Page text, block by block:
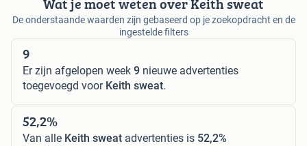
De onderstaande waarden zijn gebaseerd op je zoekopdracht en de
ingestelde filters
9
Er zijn afgelopen week 9 nieuwe advertenties
toegevoegd voor Keith sweat.
52,2%
Van alle Keith sweat advertenties is 52,2%